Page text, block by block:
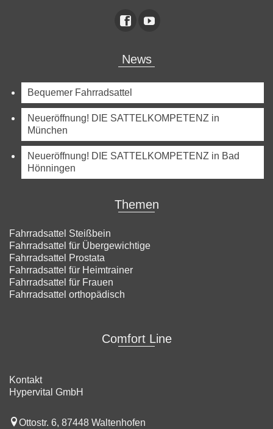
News
Bequemer Fahrradsattel
Neueröffnung! DIE SATTELKOMPETENZ in
München
Neueröffnung! DIE SATTELKOMPETENZ in Bad
Hönningen
Themen
Fahrradsattel Steißbein
Fahrradsattel für Übergewichtige
Fahrradsattel Prostata
Fahrradsattel für Heimtrainer
Fahrradsattel für Frauen
Fahrradsattel orthopädisch
Comfort Line
Kontakt
Hypervital GmbH
Ottostr. 6, 87448 Waltenhofen